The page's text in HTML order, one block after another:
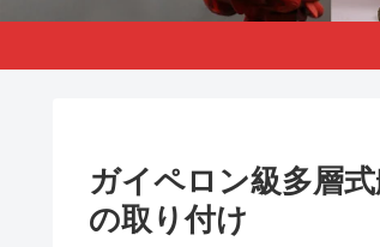
ガイペロン級多層
の取り付け